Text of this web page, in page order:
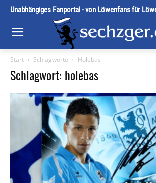
Unabhängiges Fanportal - von Löwenfans für
Start Schlagworte Holebas
Schlagwort: holebas